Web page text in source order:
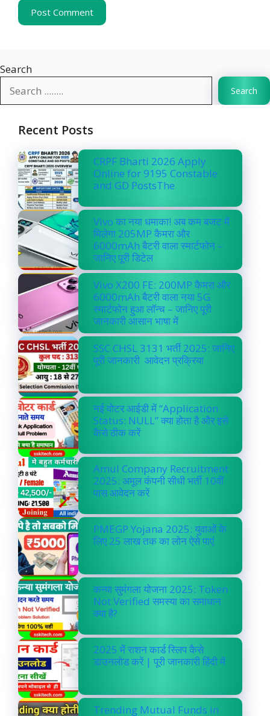
Search
Search
Recent Posts
CRPF Bharti 2026 Apply
Online for 9195 Constable
and GD PostsThe
Vivo का नया धमाका! अब कम बजट में
मिलेगा 205MP कैमरा और
6000mAh बैटरी वाला स्मार्टफोन –
जानिए पूरी डिटेल
Vivo X200 FE: 200MP कैमरा और
6000mAh बैटरी वाला नया 5G
स्मार्टफोन हुआ लॉन्च – जानिए पूरी
जानकारी आसान भाषा में
SSC CHSL 3131 भर्ती 2025: जानिए
पूरी जानकारी आवेदन प्रक्रिया
नई वोटर आईडी में “Application
Status: NULL” क्या होता है और इसे
कैसे ठीक करें
Amul Company Recruitment
2025: अमूल कंपनी सीधी भर्ती 10वीं
पास आवेदन करें
PMEGP Yojana 2025: युवाओं के
लिए 25 लाख तक का लोन ऐसे पाएं
कन्या सुमंगला योजना 2025: Token
Not Verified समस्या का समाधान
क्या है?
2025 में राशन कार्ड स्लिप कैसे
डाउनलोड करें | पूरी जानकारी हिंदी में
Trending Mutual Funds in